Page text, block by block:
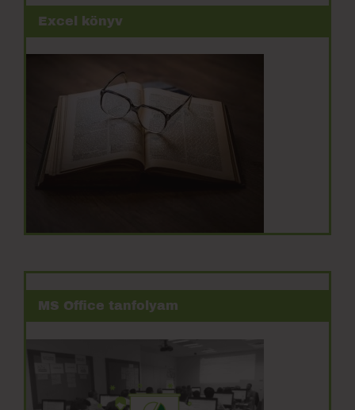
Excel könyv
MS Office tanfolyam